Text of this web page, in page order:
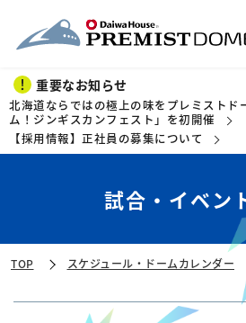
このページの本文を
重要なお知らせ
北海道ならではの極上の味をプレミストド
ム！ジンギスカンフェスト」を初開催
【採用情報】正社員の募集について
試合・イベン
TOP スケジュール・ドームカレンダー